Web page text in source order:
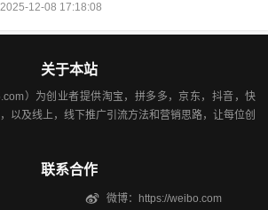
2025-12-08 17:18:08
关于本站
）为创业者提供淘宝，拼多多，京东，抖音，快
以及线上，线下推广引流方法和营销思路，让每位创
联系合作
微博：https://weibo.com